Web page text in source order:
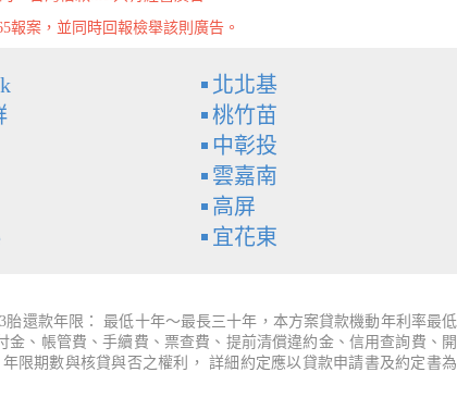
報案，並同時回報檢舉該則廣告。
北北基
桃竹苗
中彰投
雲嘉南
高屏
宜花東
還款年限： 最低十年～最長三十年，本方案貸款機動年利率最低
、帳管費、手續費、票查費、提前清償違約金、信用查詢費、開
限期數與核貸與否之權利， 詳細約定應以貸款申請書及約定書為